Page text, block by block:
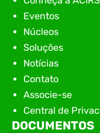
Eventos
Núcleos
Soluções
Notícias
Contato
Associe-se
Central de
DOCUMENTOS